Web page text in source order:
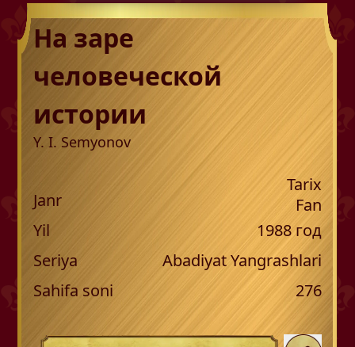
На заре
человеческой
истории
Y. I. Semyonov
Janr
Tarix
Fan
Yil
1988год
Seriya
Abadiyat Yangrashlari
Sahifa soni
276